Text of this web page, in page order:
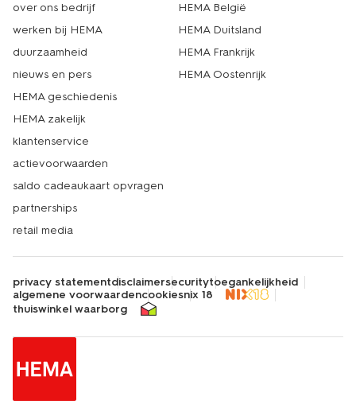
over ons bedrijf
werken bij HEMA
duurzaamheid
nieuws en pers
HEMA geschiedenis
HEMA zakelijk
klantenservice
actievoorwaarden
saldo cadeaukaart opvragen
partnerships
retail media
HEMA België
HEMA Duitsland
HEMA Frankrijk
HEMA Oostenrijk
privacy statementdisclaimersecuritytoegankelijkheid
algemene voorwaardencookiesnix 18
thuiswinkel waarborg